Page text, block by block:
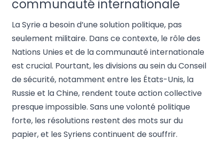
communauté internationale
La Syrie a besoin d’une solution politique, pas
seulement militaire. Dans ce contexte, le rôle des
Nations Unies et de la communauté internationale
est crucial. Pourtant, les divisions au sein du Conseil
de sécurité, notamment entre les États-Unis, la
Russie et la Chine, rendent toute action collective
presque impossible. Sans une volonté politique
forte, les résolutions restent des mots sur du
papier, et les Syriens continuent de souffrir.